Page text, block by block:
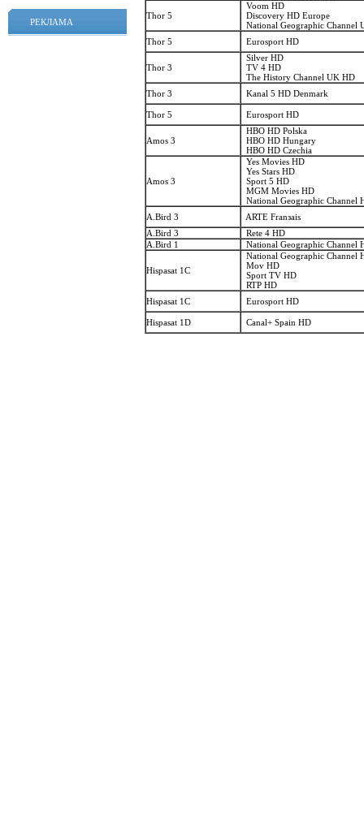
РЕКЛАМА
Thor 5
Voom HD
Discovery HD Europe
National Geographic Channel
Thor 5
Eurosport HD
Thor 3
Silver HD
TV 4 HD
The History Channel UK HD
Thor 3
Kanal 5 HD Denmark
Thor 5 Eurosport HD
Amos 3
HBO HD Polska
HBO HD Hungary
HBO HD Czechia
Amos 3
Yes Movies HD
Yes Stars HD
Sport 5 HD
MGM Movies HD
National Geographic Channel
A.Bird 3
ARTE Franзais
A.Bird 3
Rete 4 HD
A.Bird 1
National Geographic Channel
Hispasat 1C
National Geographic Channel
Mov HD
Sport TV HD
RTP HD
Hispasat 1C
Eurosport HD
Hispasat 1D Canal+ Spain HD